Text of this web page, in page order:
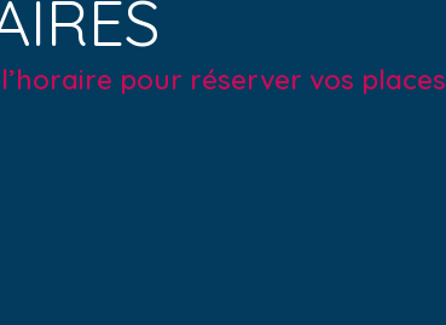
pour réserver vos places